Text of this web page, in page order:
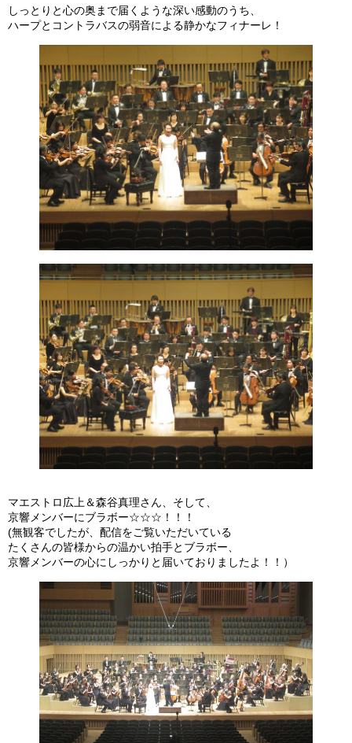
しっとりと心の奥まで届くような深い感動のうち、
ハープとコントラバスの弱音による静かなフィナーレ！
マエストロ広上＆森谷真理さん、そして、
京響メンバーにブラボー☆☆☆！！！
(無観客でしたが、配信をご覧いただいている
たくさんの皆様からの温かい拍手とブラボー、
京響メンバーの心にしっかりと届いておりましたよ！！）